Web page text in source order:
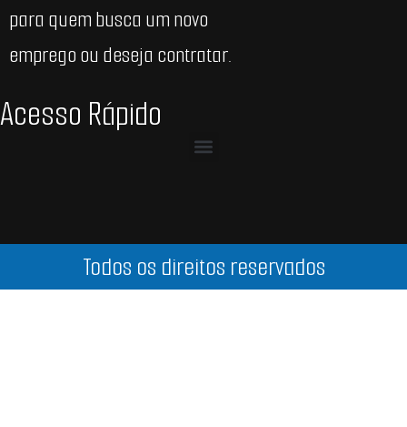
para quem busca um novo
emprego ou deseja contratar.
Acesso Rápido
Todos os direitos reservados